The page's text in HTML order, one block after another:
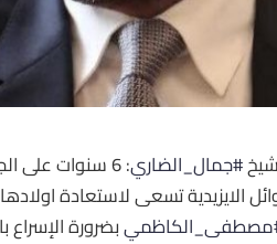
#جمال_الضاري: 6 سنوات على الجريمة البشعة التي ارتكبها
الايزيدية تسعى لاستعادة
بضرورة